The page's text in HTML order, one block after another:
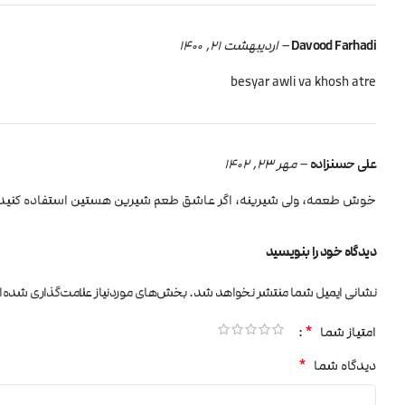
Davood Farhadi
– اردیبهشت 21, 1400
besyar awli va khosh atre
علی حسنزاده–مهر 23, 1402
خوش طعمه، ولی شیرینه، اگر عاشق طعم شیرین هستین استفاده
دیدگاه خود را بنویسید
نشانی ایمیل شما منتشر نخواهد شد.بخش‌های موردنیاز علامت‌گذاری
امتیاز شما *
دیدگاه شما *